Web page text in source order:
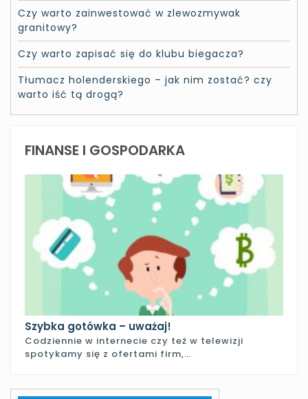
Czy warto zainwestować w zlewozmywak
granitowy?
Czy warto zapisać się do klubu biegacza?
Tłumacz holenderskiego – jak nim zostać? czy
warto iść tą drogą?
FINANSE I GOSPODARKA
Szybka gotówka – uważaj!
Codziennie w internecie czy też w telewizji
spotykamy się z ofertami firm,…